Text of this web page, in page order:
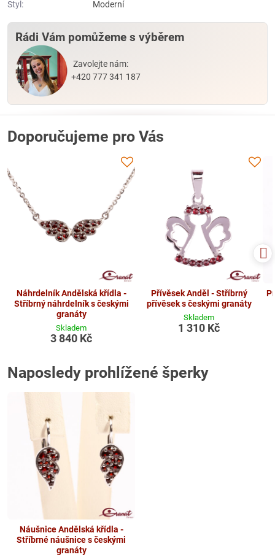
Styl: Moderní
Rádi Vám pomůžeme s výběrem
Zavolejte nám:
+420 777 341 187
Doporučujeme pro Vás
Náhrdelník Andělská křídla -
Stříbrný náhrdelník s českými
granáty
Skladem
3 840 Kč
Přívěsek Anděl - Stříbrný
přívěsek s českými granáty
Skladem
1 310 Kč
Naposledy prohlížené šperky
Náušnice Andělská křídla -
Stříbrné náušnice s českými
granáty